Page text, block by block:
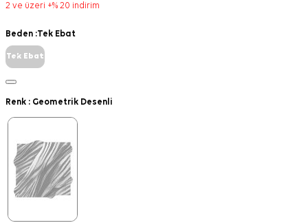
2 ve üzeri +% 20 indirim
Beden :Tek Ebat
Tek Ebat
Renk : Geometrik Desenli